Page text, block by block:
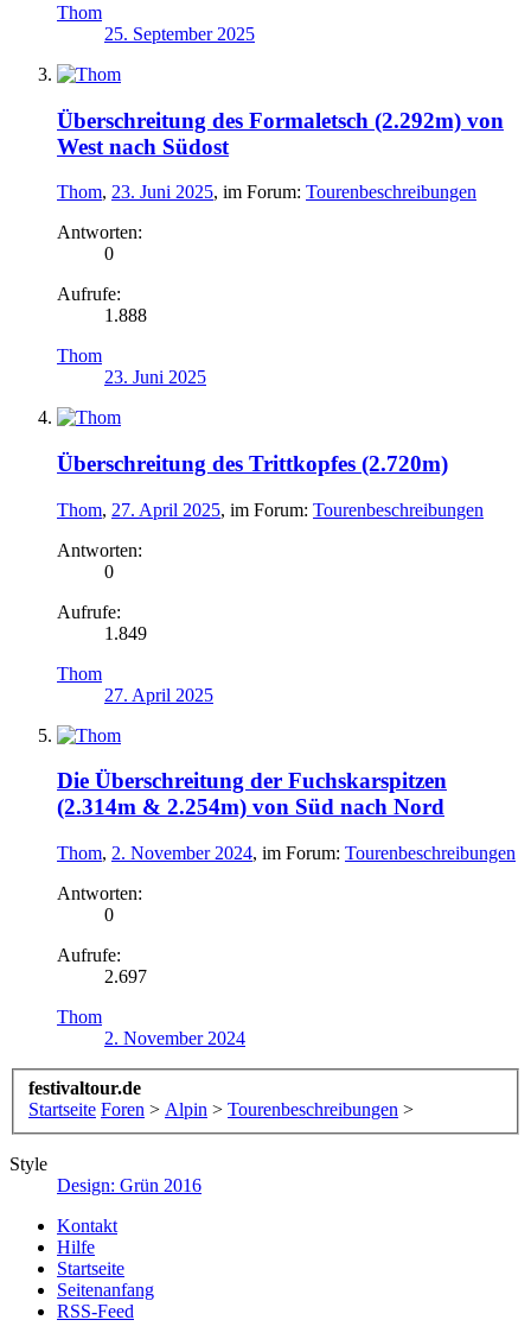
Thom
25. September 2025
Überschreitung des Formaletsch (2.292m) von
West nach Südost
Thom, 23. Juni 2025, im Forum: Tourenbeschreibungen
Antworten:
0
Aufrufe:
1.888
Thom
23. Juni 2025
Überschreitung des Trittkopfes (2.720m)
Thom, 27. April 2025, im Forum: Tourenbeschreibungen
Antworten:
0
Aufrufe:
1.849
Thom
27. April 2025
Die Überschreitung der Fuchskarspitzen
(2.314m & 2.254m) von Süd nach Nord
Thom, 2. November 2024, im Forum: Tourenbeschreibungen
Antworten:
0
Aufrufe:
2.697
Thom
2. November 2024
festivaltour.de
Startseite Foren > Alpin > Tourenbeschreibungen >
Style
Design: Grün 2016
Kontakt
Hilfe
Startseite
Seitenanfang
RSS-Feed